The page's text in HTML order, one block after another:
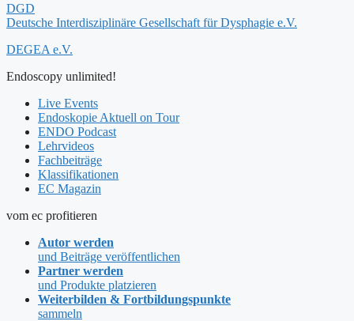
DGD
Deutsche Interdisziplinäre Gesellschaft für Dysphagie e.V.
DEGEA e.V.
Endoscopy unlimited!
Live Events
Endoskopie Aktuell on Tour
ENDO Podcast
Lehrvideos
Fachbeiträge
Klassifikationen
EC Magazin
vom ec profitieren
Autor werden
und Beiträge veröffentlichen
Partner werden
und Produkte platzieren
Weiterbilden & Fortbildungspunkte
sammeln